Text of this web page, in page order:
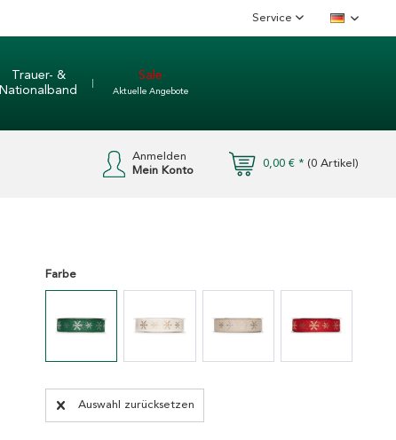
Service Deutsch
Trauer- &
Nationalband
Sale
Aktuelle Angebote
0,00 € * (0 Artikel)
Anmelden
Mein Konto
Farbe
Auswahl zurücksetzen